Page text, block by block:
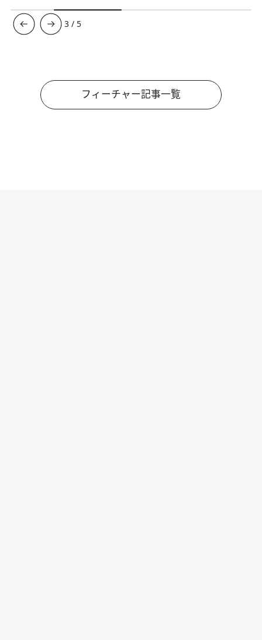
3 / 5
フィーチャー記事一覧